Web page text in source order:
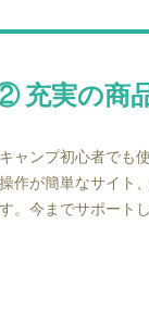
②充実の
キャンプ初心者でも
操作が簡単なサイト
す。今までサポート